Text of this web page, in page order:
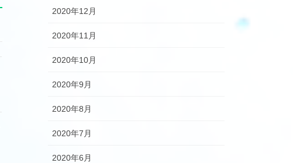
2020年12月
2020年11月
2020年10月
2020年9月
2020年8月
2020年7月
2020年6月